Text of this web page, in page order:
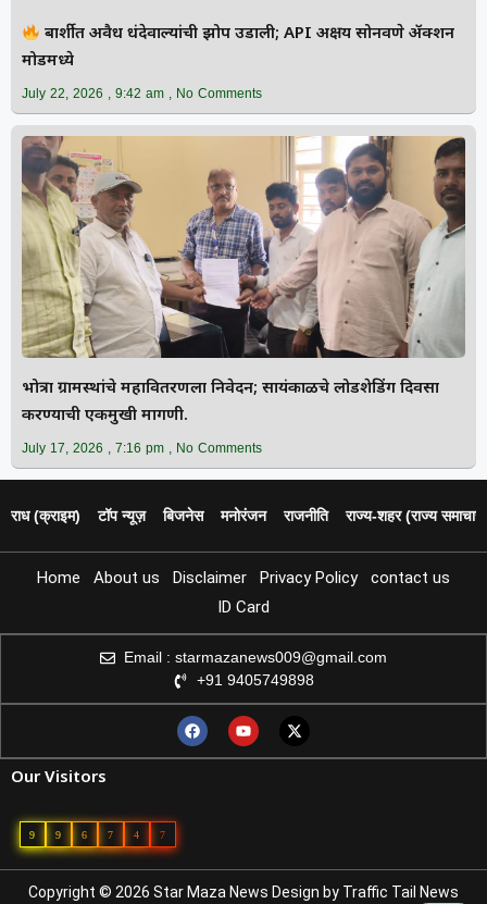
बार्शीत अवैध धंदेवाल्यांची झोप उडाली; API अक्षय सोनवणे ॲक्शन
मोडमध्ये
July 22, 2026 9:42 am No Comments
भोत्रा ग्रामस्थांचे महावितरणला निवेदन; सायंकाळचे लोडशेडिंग दिवसा
करण्याची एकमुखी मागणी.
July 17, 2026 7:16 pm No Comments
(क्राइम) टॉप न्यूज़ बिजनेस मनोरंजन राजनीति राज्य‑शहर (राज्य समाचार)
Home About us Disclaimer Privacy Policy
contact us
ID Card
Email : starmazanews009@gmail.com
+91 9405749898
Our Visitors
9 9 6 7 4 7
Copyright © 2026 Star Maza News Design by Traffic Tail News